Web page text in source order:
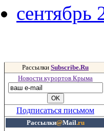
сентябрь
Рассылки Subscribe.Ru
Новости курортов Крыма
Подписаться письмом
Рассылки@Mail.ru